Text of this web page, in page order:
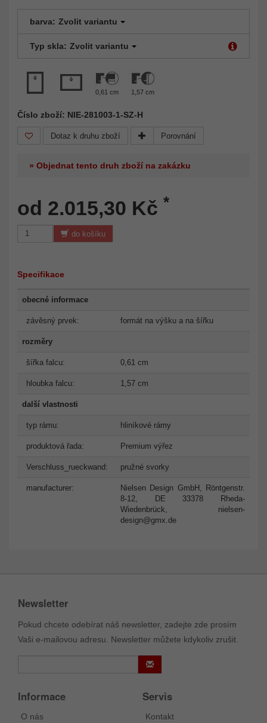
barva: Zvolit variantu
Typ skla: Zvolit variantu
0,61 cm 1,57 cm
Číslo zboží: NIE-281003-1-SZ-H
Dotaz k druhu zboží Porovnání
» Objednat tento druh zboží na zakázku
od 2.015,30 Kč *
do košíku
Specifikace
obecné informace
závěsný prvek: formát na výšku a na šířku
rozměry
šířka falcu: 0,61 cm
hloubka falcu: 1,57 cm
další vlastnosti
typ rámu: hliníkové rámy
produktová řada: Premium výřez
Verschluss_rueckwand: pružné svorky
manufacturer:
Nielsen Design GmbH, Röntgenstr.
8-12, DE 33378 Rheda-
Wiedenbrück, nielsen-
design@gmx.de
Newsletter
Pokud chcete odebírat náš newsletter, zadejte zde prosím
Vaši e-mailovou adresu. Newsletter můžete kdykoliv zrušit.
Informace
O nás
Servis
Kontakt